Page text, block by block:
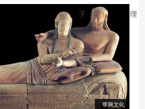
子
群
理
華興文化